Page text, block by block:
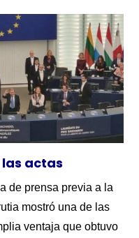
actas
de prensa previa a la
mostró una de las
ventaja que obtuvo